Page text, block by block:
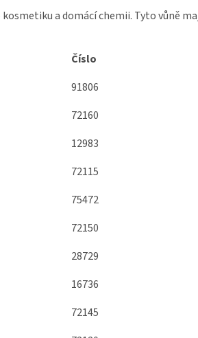
a domácí chemii. Tyto vůně
Číslo
91806
72160
12983
72115
75472
72150
28729
16736
72145